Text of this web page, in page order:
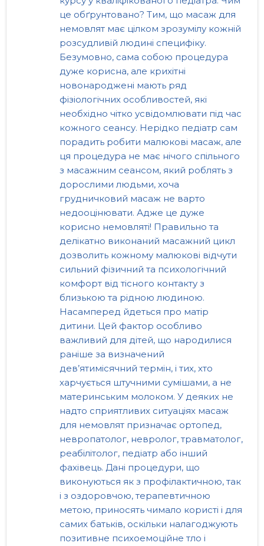
це обґрунтовано? Тим, що масаж для
немовлят має цілком зрозумілу кожній
розсудливій людині специфіку.
Безумовно, сама собою процедура
дуже корисна, але крихітні
новонароджені мають ряд
фізіологічних особливостей, які
необхідно чітко усвідомлювати під час
кожного сеансу. Нерідко педіатр сам
порадить робити малюкові масаж, але
ця процедура не має нічого спільного
з масажним сеансом, який роблять з
дорослими людьми, хоча
грудничковий масаж не варто
недооцінювати. Адже це дуже
корисно немовляті! Правильно та
делікатно виконаний масажний цикл
дозволить кожному малюкові відчути
сильний фізичний та психологічний
комфорт від тісного контакту з
близькою та рідною людиною.
Насамперед йдеться про матір
дитини. Цей фактор особливо
важливий для дітей, що народилися
раніше за визначений
дев’ятимісячний термін, і тих, хто
харчується штучними сумішами, а не
материнським молоком. У деяких не
надто сприятливих ситуаціях масаж
для немовлят призначає ортопед,
невропатолог, невролог, травматолог,
реабілітолог, педіатр або інший
фахівець. Дані процедури, що
виконуються як з профілактичною, так
і з оздоровчою, терапевтичною
метою, приносять чимало користі і для
самих батьків, оскільки налагоджують
позитивне психоемоційне тло і